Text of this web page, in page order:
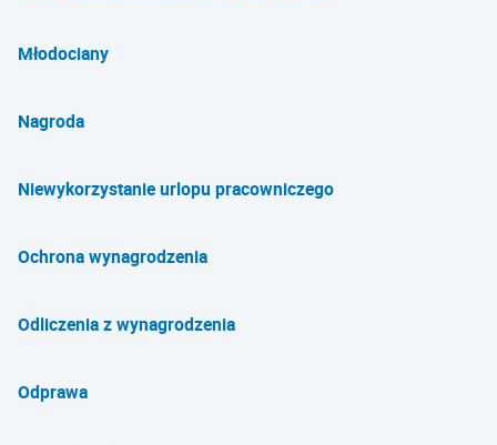
Młodociany
Nagroda
Niewykorzystanie urlopu pracowniczego
Ochrona wynagrodzenia
Odliczenia z wynagrodzenia
Odprawa